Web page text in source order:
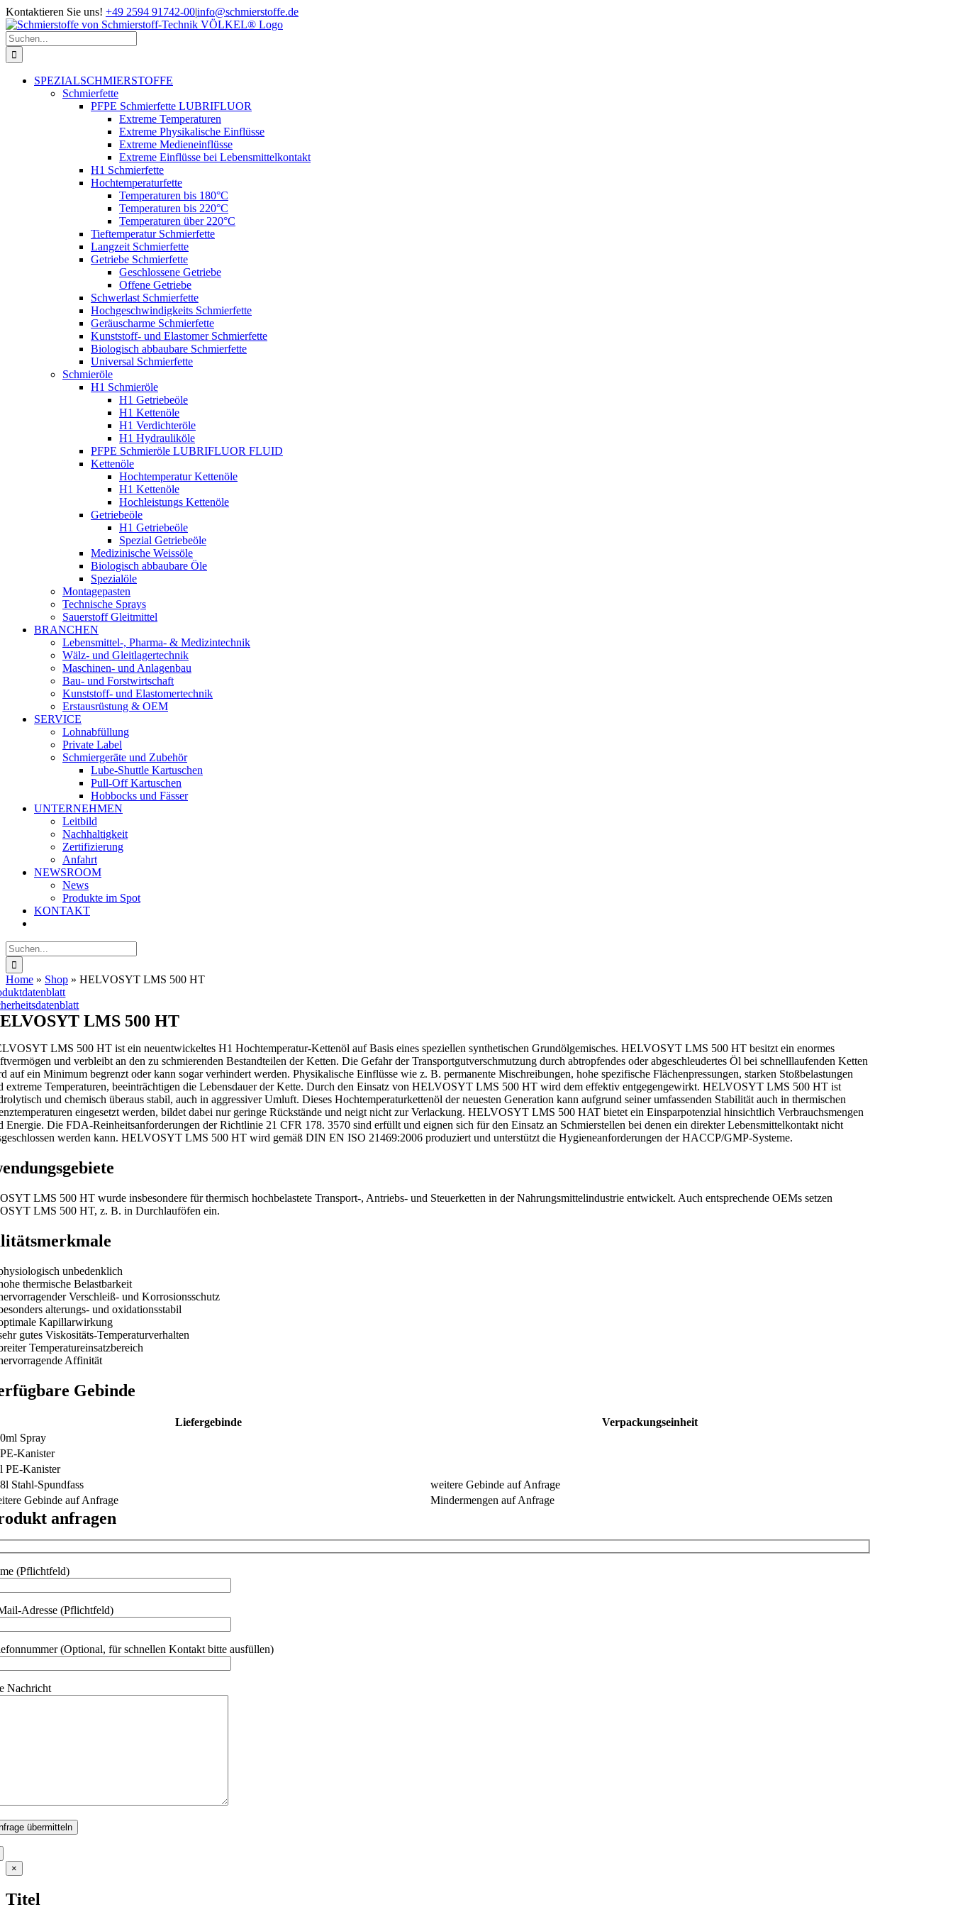
Zum
Inhalt
springen
Kontaktieren Sie uns! +49 2594 91742-00|info@schmierstoffe.de
Suche
nach:
SPEZIALSCHMIERSTOFFE
Schmierfette
PFPE Schmierfette LUBRIFLUOR
Extreme Temperaturen
Extreme Physikalische Einflüsse
Extreme Medieneinflüsse
Extreme Einflüsse bei Lebensmittelkontakt
H1 Schmierfette
Hochtemperaturfette
Temperaturen bis 180°C
Temperaturen bis 220°C
Temperaturen über 220°C
Tieftemperatur Schmierfette
Langzeit Schmierfette
Getriebe Schmierfette
Geschlossene Getriebe
Offene Getriebe
Schwerlast Schmierfette
Hochgeschwindigkeits Schmierfette
Geräuscharme Schmierfette
Kunststoff- und Elastomer Schmierfette
Biologisch abbaubare Schmierfette
Universal Schmierfette
Schmieröle
H1 Schmieröle
H1 Getriebeöle
H1 Kettenöle
H1 Verdichteröle
H1 Hydrauliköle
PFPE Schmieröle LUBRIFLUOR FLUID
Kettenöle
Hochtemperatur Kettenöle
H1 Kettenöle
Hochleistungs Kettenöle
Getriebeöle
H1 Getriebeöle
Spezial Getriebeöle
Medizinische Weissöle
Biologisch abbaubare Öle
Spezialöle
Montagepasten
Technische Sprays
Sauerstoff Gleitmittel
BRANCHEN
Lebensmittel-, Pharma- & Medizintechnik
Wälz- und Gleitlagertechnik
Maschinen- und Anlagenbau
Bau- und Forstwirtschaft
Kunststoff- und Elastomertechnik
Erstausrüstung & OEM
SERVICE
Lohnabfüllung
Private Label
Schmiergeräte und Zubehör
Lube-Shuttle Kartuschen
Pull-Off Kartuschen
Hobbocks und Fässer
UNTERNEHMEN
Leitbild
Nachhaltigkeit
Zertifizierung
Anfahrt
NEWSROOM
News
Produkte im Spot
KONTAKT
Suche
nach:
Home » Shop » HELVOSYT LMS 500 HT
LMS 500 HT
LMS 500 HT ist ein neuentwickeltes H1 Hochtemperatur-Kettenöl auf Basis eines speziellen synthetischen Grundölgemisches. HELVOSYT LMS 500 HT besitzt ein enormes
und verbleibt an den zu schmierenden Bestandteilen der Ketten. Die Gefahr der Transportgutverschmutzung durch abtropfendes oder abgeschleudertes Öl bei schnelllaufenden Ketten
auf ein Minimum begrenzt oder kann sogar verhindert werden. Physikalische Einflüsse wie z. B. permanente Mischreibungen, hohe spezifische Flächenpressungen, starken Stoßbelastungen
extreme Temperaturen, beeinträchtigen die Lebensdauer der Kette. Durch den Einsatz von HELVOSYT LMS 500 HT wird dem effektiv entgegengewirkt. HELVOSYT LMS 500 HT ist
und chemisch überaus stabil, auch in aggressiver Umluft. Dieses Hochtemperaturkettenöl der neuesten Generation kann aufgrund seiner umfassenden Stabilität auch in thermischen
eingesetzt werden, bildet dabei nur geringe Rückstände und neigt nicht zur Verlackung. HELVOSYT LMS 500 HAT bietet ein Einsparpotenzial hinsichtlich Verbrauchsmengen
Energie. Die FDA-Reinheitsanforderungen der Richtlinie 21 CFR 178. 3570 sind erfüllt und eignen sich für den Einsatz an Schmierstellen bei denen ein direkter Lebensmittelkontakt nicht
werden kann. HELVOSYT LMS 500 HT wird gemäß DIN EN ISO 21469:2006 produziert und unterstützt die Hygieneanforderungen der HACCP/GMP-Systeme.
LMS 500 HT wurde insbesondere für thermisch hochbelastete Transport-, Antriebs- und Steuerketten in der Nahrungsmittelindustrie entwickelt. Auch entsprechende OEMs setzen
LMS 500 HT, z. B. in Durchlauföfen ein.
unbedenklich
thermische Belastbarkeit
Verschleiß- und Korrosionsschutz
alterungs- und oxidationsstabil
Kapillarwirkung
gutes Viskositäts-Temperaturverhalten
Temperatureinsatzbereich
Affinität
Gebinde
Liefergebinde
Verpackungseinheit
Spray
Kanister
PE-Kanister
Stahl-Spundfass
weitere Gebinde auf Anfrage
Gebinde auf Anfrage
Mindermengen auf Anfrage
anfragen
(Pflichtfeld)
Adresse (Pflichtfeld)
(Optional, für schnellen Kontakt bitte ausfüllen)
Nachricht
Close
product
view
×
Titel